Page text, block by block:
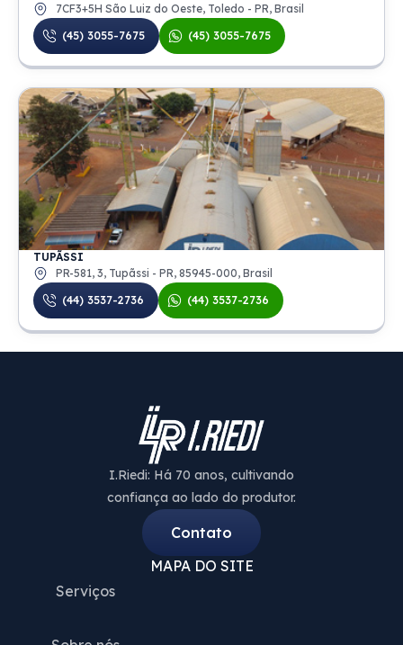
7CF3+5H São Luiz do Oeste, Toledo - PR, Brasil
(45) 3055-7675
(45) 3055-7675
TUPÃSSI
PR-581, 3, Tupãssi - PR, 85945-000, Brasil
(44) 3537-2736
(44) 3537-2736
I.Riedi: Há 70 anos, cultivando
confiança ao lado do produtor.
Contato
MAPA DO SITE
Serviços